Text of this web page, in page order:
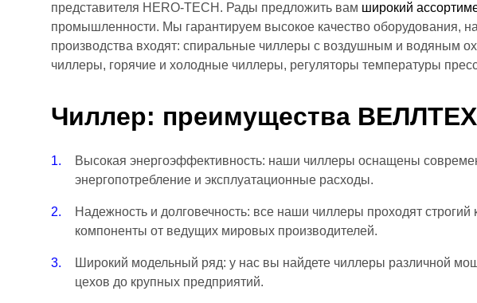
представителя HERO-TECH. Рады предложить вам широкий
промышленности. Мы гарантируем высокое качество оборудования,
производства входят: спиральные чиллеры с воздушным и водяным
чиллеры, горячие и холодные чиллеры, регуляторы температуры
Чиллер: преимущества ВЕЛЛТЕХ
Высокая энергоэффективность: наши чиллеры оснащены
энергопотребление и эксплуатационные расходы.
Надежность и долговечность: все наши чиллеры проходят
компоненты от ведущих мировых производителей.
Широкий модельный ряд: у нас вы найдете чиллеры различной
цехов до крупных предприятий.